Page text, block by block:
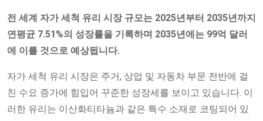
전 세계 자가 세척 유리 시장 규모는 2025년부터 2035년까지
연평균 7.51%의 성장률을 기록하며 2035년에는 99억 달러
에 이를 것으로 예상됩니다.
자가 세척 유리 시장은 주거, 상업 및 자동차 부문 전반에 걸
친 수요 증가에 힘입어 꾸준한 성장세를 보이고 있습니다. 이
러한 유리는 이산화티타늄과 같은 특수 소재로 코팅되어 있